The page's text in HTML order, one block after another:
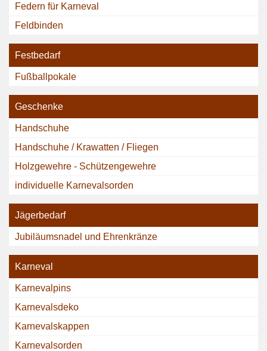
Federn für Karneval
Feldbinden
Festbedarf
Fußballpokale
Geschenke
Handschuhe
Handschuhe / Krawatten / Fliegen
Holzgewehre - Schützengewehre
individuelle Karnevalsorden
Jägerbedarf
Jubiläumsnadel und Ehrenkränze
Karneval
Karnevalpins
Karnevalsdeko
Karnevalskappen
Karnevalsorden